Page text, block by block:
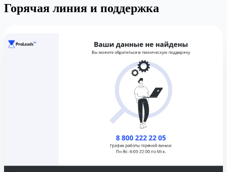
Горячая линия и поддержка